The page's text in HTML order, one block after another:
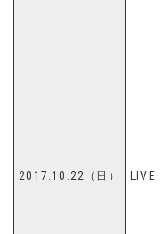
2017.10.22（日） LIVE